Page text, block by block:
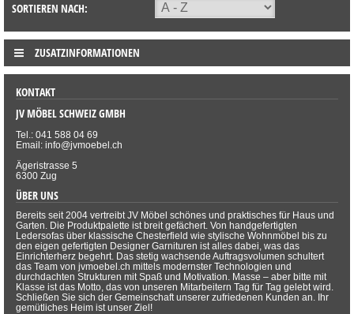
SORTIEREN NACH:
ZUSATZINFORMATIONEN
KONTAKT
JV MÖBEL SCHWEIZ GMBH
Tel.: 041 588 04 69
Email: info@jvmoebel.ch
Ägeristrasse 5
6300 Zug
ÜBER UNS
Bereits seit 2004 vertreibt JV Möbel schönes und praktisches für Haus und
Garten. Die Produktpalette ist breit gefächert. Von handgefertigten
Ledersofas über klassische Chesterfield wie stylische Wohnmöbel bis zu
den eigen gefertigten Designer Garnituren ist alles dabei, was das
Einrichterherz begehrt. Das stetig wachsende Auftragsvolumen schultert
das Team von jvmoebel.ch mittels modernster Technologien und
durchdachten Strukturen mit Spaß und Motivation. Masse – aber bitte mit
Klasse ist das Motto, das von unseren Mitarbeitern Tag für Tag gelebt wird.
Schließen Sie sich der Gemeinschaft unserer zufriedenen Kunden an. Ihr
gemütliches Heim ist unser Ziel!